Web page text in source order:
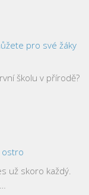
pro své žáky
školu v přírodě?
ostro
už skoro každý.